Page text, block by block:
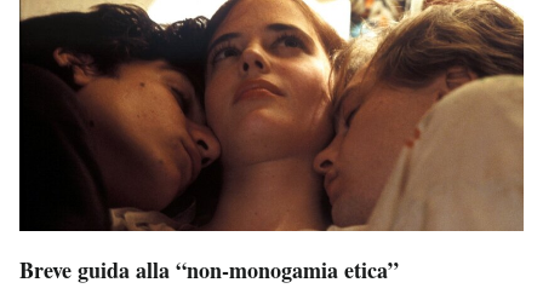
Breve guida alla “non-monogamia etica”